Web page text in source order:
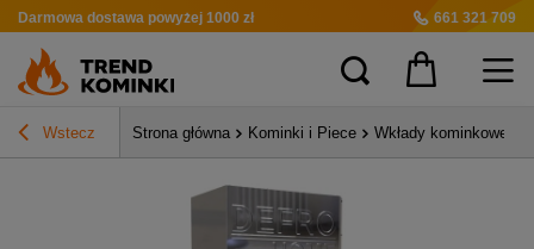
Darmowa dostawa powyżej 1000 zł 661 321 709
Wstecz Strona główna Kominki i Piece Wkłady kominkowe